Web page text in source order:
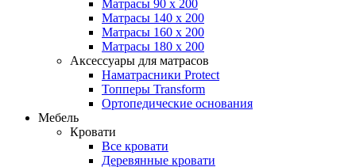
Матрасы 90 x 200
Матрасы 140 x 200
Матрасы 160 x 200
Матрасы 180 x 200
Аксессуары для матрасов
Наматрасники Protect
Топперы Transform
Ортопедические основания
Мебель
Кровати
Все кровати
Деревянные кровати